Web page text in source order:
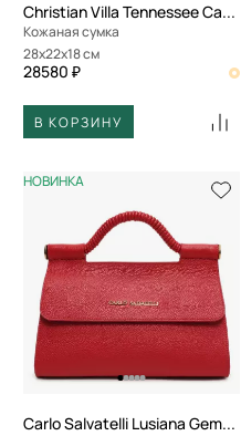
Christian Villa Tennessee Canvas
Кожаная сумка
28x22x18 см
28580 ₽
В КОРЗИНУ
НОВИНКА
Carlo Salvatelli Lusiana Gemma